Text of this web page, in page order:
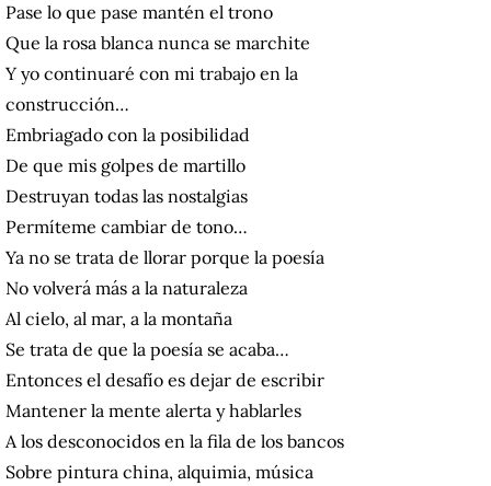
Pase lo que pase mantén el trono
Que la rosa blanca nunca se marchite
Y yo continuaré con mi trabajo en la
construcción…
Embriagado con la posibilidad
De que mis golpes de martillo
Destruyan todas las nostalgias
Permíteme cambiar de tono…
Ya no se trata de llorar porque la poesía
No volverá más a la naturaleza
Al cielo, al mar, a la montaña
Se trata de que la poesía se acaba…
Entonces el desafío es dejar de escribir
Mantener la mente alerta y hablarles
A los desconocidos en la fila de los bancos
Sobre pintura china, alquimia, música